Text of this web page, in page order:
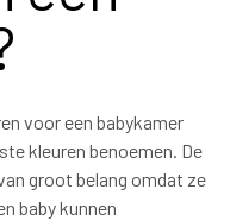
voor een babykamer
kleuren benoemen. De
groot belang omdat ze
baby kunnen